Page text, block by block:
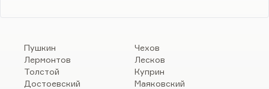
Пушкин
Лермонтов
Толстой
Достоевский
Чехов
Лесков
Куприн
Маяковский